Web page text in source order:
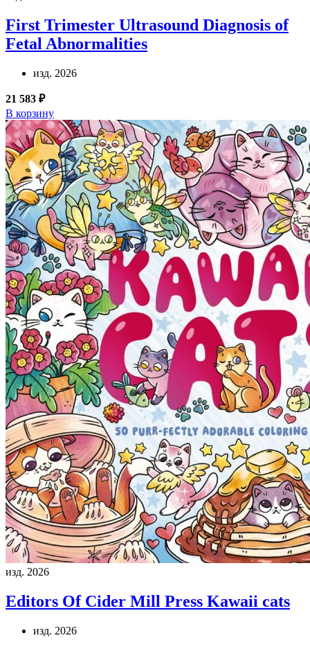
First Trimester Ultrasound Diagnosis of
Fetal Abnormalities
изд. 2026
21 583 ₽
В корзину
изд. 2026
Editors Of Cider Mill Press Kawaii cats
изд. 2026